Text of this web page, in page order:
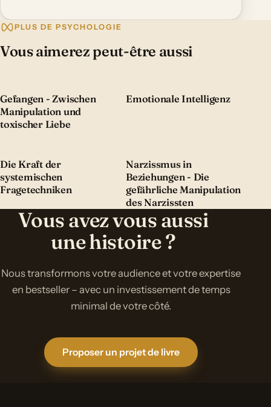
PLUS DE PSYCHOLOGIE
Vous aimerez peut-être aussi
Gefangen - Zwischen
Manipulation und
toxischer Liebe
Emotionale Intelligenz
Die Kraft der
systemischen
Fragetechniken
Narzissmus in
Beziehungen - Die
gefährliche Manipulation
des Narzissten
Vous avez vous aussi
une histoire ?
Nous transformons votre audience et votre expertise
en bestseller – avec un investissement de temps
minimal de votre côté.
Proposer un projet de livre